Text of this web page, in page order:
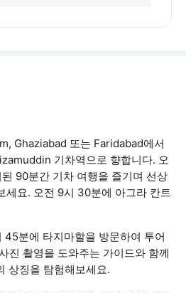
Ghaziabad 또는 Faridabad에서
기차역으로 향합니다. 오
90분간 기차 여행을 즐기며 선상
세요. 오전 9시 30분에 아그라 칸트
45분에 타지마할을 방문하여 투어
진 촬영을 도와주는 가이드와 함께
상징을 탐험해보세요.